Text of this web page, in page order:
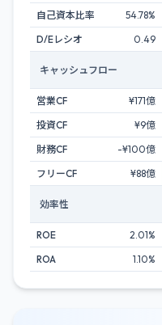
自己資本比率
54.78%
D/Eレシオ
0.49
キャッシュフロー
営業CF ¥171億
投資CF
¥9億
財務CF
-¥100億
フリーCF
¥88億
効率性
ROE 2.01%
ROA
1.10%